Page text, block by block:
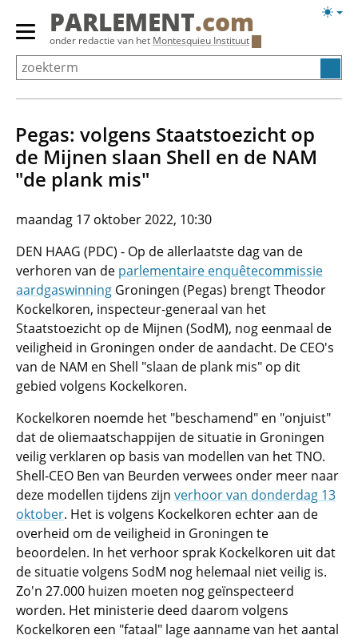
Overslaan
Primair
menu
tonen/verbergen
PARLEMENT.com
onder redactie van het Montesquieu Instituut
Pegas: volgens Staatstoezicht op
de Mijnen slaan Shell en de NAM
"de plank mis"
maandag 17 oktober 2022, 10:30
DEN HAAG (PDC) - Op de allerlaatste dag van de
verhoren van de parlementaire enquêtecommissie
aardgaswinning Groningen (Pegas) brengt Theodor
Kockelkoren, inspecteur-generaal van het
Staatstoezicht op de Mijnen (SodM), nog eenmaal de
veiligheid in Groningen onder de aandacht. De CEO's
van de NAM en Shell "slaan de plank mis" op dit
gebied volgens Kockelkoren.
Kockelkoren noemde het "beschamend" en "onjuist"
dat de oliemaatschappijen de situatie in Groningen
veilig verklaren op basis van modellen van het TNO.
Shell-CEO Ben van Beurden verwees onder meer naar
deze modellen tijdens zijn verhoor van donderdag 13
oktober. Het is volgens Kockelkoren echter aan de
overheid om de veiligheid in Groningen te
beoordelen. In het verhoor sprak Kockelkoren uit dat
de situatie volgens SodM nog helemaal niet veilig is.
Zo'n 27.000 huizen moeten nog geïnspecteerd
worden. Het ministerie deed daarom volgens
Kockelkoren een "fataal" lage aanname van het aantal